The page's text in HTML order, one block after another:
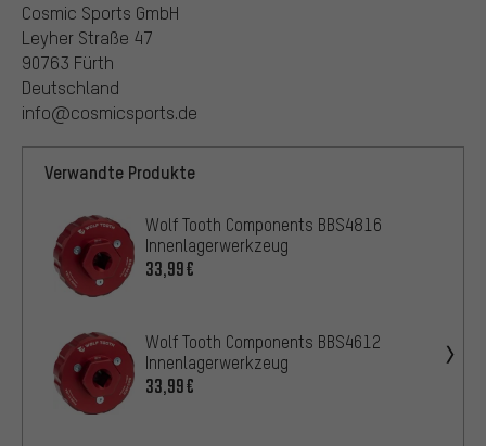
Cosmic Sports GmbH
Leyher Straße 47
90763 Fürth
Deutschland
info@cosmicsports.de
Verwandte Produkte
Wolf Tooth Components BBS4816
Innenlagerwerkzeug
33,99€
Wolf Tooth Components BBS4612
Innenlagerwerkzeug
33,99€